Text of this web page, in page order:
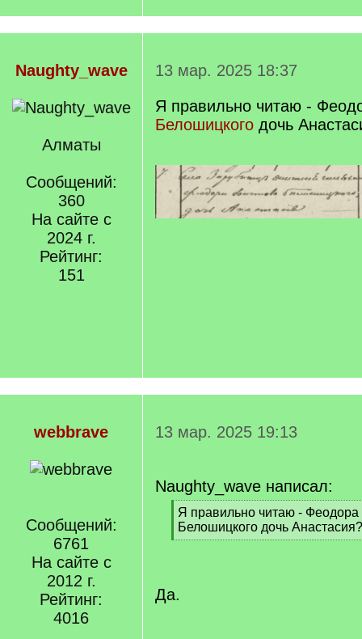
Naughty_wave
Алматы
Сообщений:
360
На сайте с
2024 г.
Рейтинг:
151
13 мар. 2025 18:37
Я правильно читаю -
Белошицкого дочь
webbrave
Сообщений:
6761
На сайте с
2012 г.
Рейтинг:
4016
13 мар. 2025 19:13
Naughty_wave написал:
[
q
]
Я правильно читаю -
Белошицкого дочь Анастасия?
[
Да.